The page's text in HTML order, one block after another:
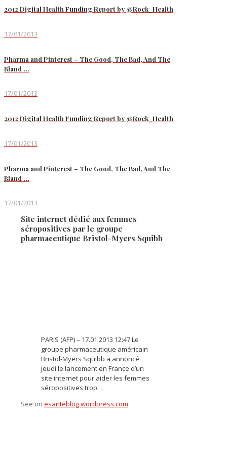
2012 Digital Health Funding Report by @Rock_Health
17/01/2013
Pharma and Pinterest – The Good, The Bad, And The
Bland …
17/01/2013
2012 Digital Health Funding Report by @Rock_Health
17/01/2013
Pharma and Pinterest – The Good, The Bad, And The
Bland …
17/01/2013
Site internet dédié aux femmes
séropositives par le groupe
pharmaceutique Bristol-Myers Squibb
PARIS (AFP) – 17.01.2013 12:47 Le
groupe pharmaceutique américain
Bristol-Myers Squibb a annoncé
jeudi le lancement en France d’un
site internet pour aider les femmes
séropositives trop…
See on esanteblog.wordpress.com